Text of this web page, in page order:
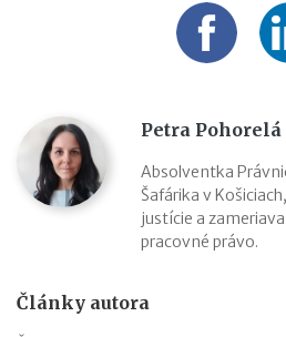
Petra Pohorelá
Absolventka
Šafárika v
justície a
pracovné právo.
Články autora